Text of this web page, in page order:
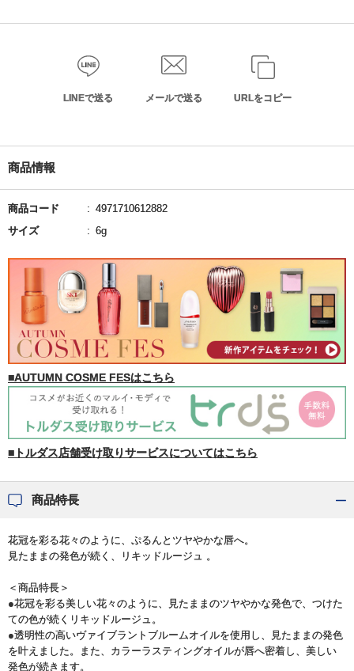
LINEで送る メールで送る URLをコピー
商品情報
商品コード
4971710612882
サイズ
6g
■AUTUMN COSME FESはこちら
■トルダス店舗受け取りサービスについてはこちら
商品特長
花冠を彩る花々のように、ぷるんとツヤやかな唇へ。
見たままの発色が続く、リキッドルージュ 。
＜商品特長＞
●花冠を彩る美しい花々のように、見たままのツヤやかな発色で、つけた
ての色が続くリキッドルージュ。
●透明性の高いヴァイブラントブルームオイルを使用し、見たままの発色
を叶えました。また、カラーラスティングオイルが唇へ密着し、美しい
発色が続きます。